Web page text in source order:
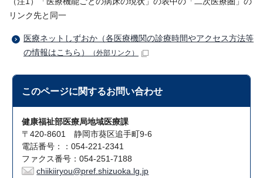
リンク先と同一
医療ネットしずおか（各医療機関の診療時間やアクセス方法等
の情報はこちら）
（外部リンク）
このページに関するお問い合わせ
健康福祉部医療局地域医療課
〒420-8601 静岡市葵区追手町9-6
電話番号：：054-221-2341
ファクス番号：054-251-7188
chiikiiryou@pref.shizuoka.lg.jp